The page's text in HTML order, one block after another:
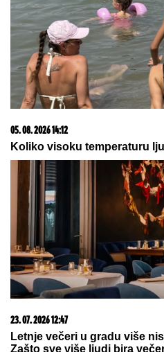
ubistvo Luke
arsenal
PLAN koji su